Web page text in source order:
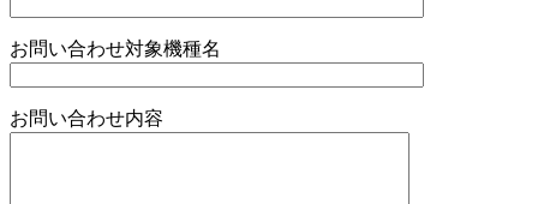
お問い合わせ対象機種名
お問い合わせ内容